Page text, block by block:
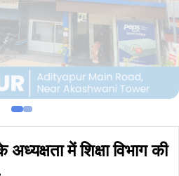
में शिक्षा विभाग की